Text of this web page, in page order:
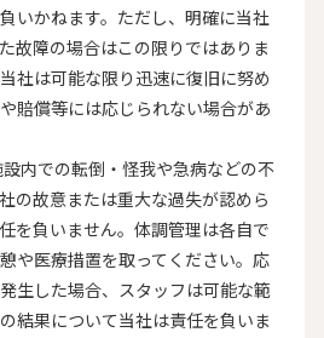
いかねます。ただし、明確に当社
故障の場合はこの限りではありま
社は可能な限り迅速に復旧に努め
賠償等には応じられない場合があ
設内での転倒・怪我や急病などの不
の故意または重大な過失が認めら
を負いません。体調管理は各自で
や医療措置を取ってください。応
生した場合、スタッフは可能な範
結果について当社は責任を負いま